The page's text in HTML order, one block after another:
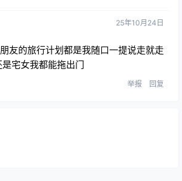
25年10月24日
友的旅行计划都是我随口一提说走就走
宅女我都能拖出门
举报 回复